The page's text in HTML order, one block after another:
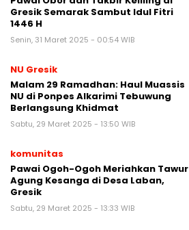
Gresik Semarak Sambut Idul Fitri
1446 H
Senin, 31 Maret 2025 - 00:54 WIB
NU Gresik
Malam 29 Ramadhan: Haul Muassis
NU di Ponpes Alkarimi Tebuwung
Berlangsung Khidmat
Sabtu, 29 Maret 2025 - 13:50 WIB
komunitas
Pawai Ogoh-Ogoh Meriahkan Tawur
Agung Kesanga di Desa Laban,
Gresik
Sabtu, 29 Maret 2025 - 13:33 WIB